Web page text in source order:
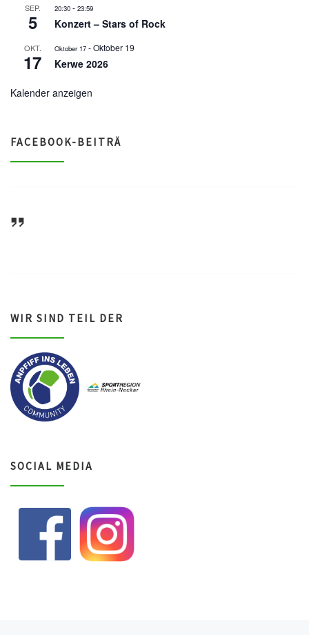
SEP.
5
20:30 - 23:59
Konzert – Stars of Rock
OKT.
17
Oktober 17 -Oktober 19
Kerwe 2026
Kalender anzeigen
FACEBOOK-BEITRÄ
WIR SIND TEIL DER
SOCIAL MEDIA